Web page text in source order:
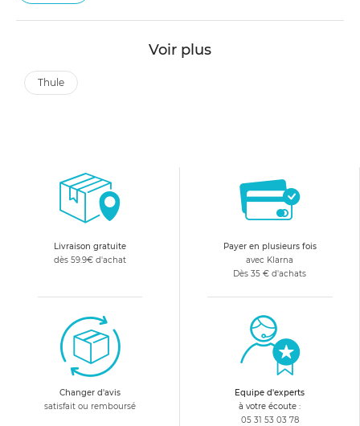
Voir plus
thule
Livraison gratuite
dès 59.9€ d'achat
Payer en plusieurs fois
avec Klarna
Dès 35 € d'achats
Changer d'avis
satisfait ou remboursé
Equipe d'experts
à votre écoute :
05 31 53 03 78